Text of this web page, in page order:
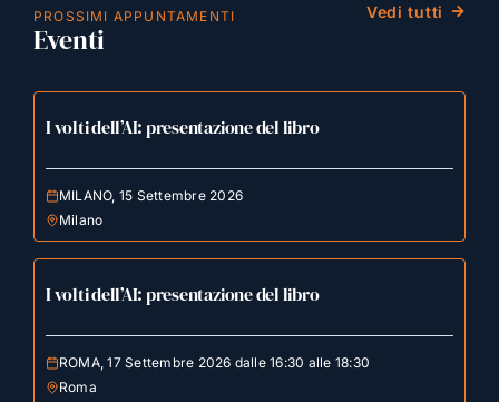
PROSSIMI APPUNTAMENTI
Eventi
Vedi tutti
I volti dell’AI: presentazione del libro
MILANO, 15 Settembre 2026
Milano
I volti dell’AI: presentazione del libro
ROMA, 17 Settembre 2026 dalle 16:30 alle 18:30
Roma